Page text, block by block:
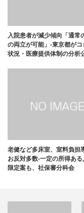
入院患者が減少傾向「通常
の両立が可能」-東京都がコ
状況・医療提供体制の分析
老健など多床室、室料負担
お反対多数-一定の所得あ
限定案も、社保審分科会